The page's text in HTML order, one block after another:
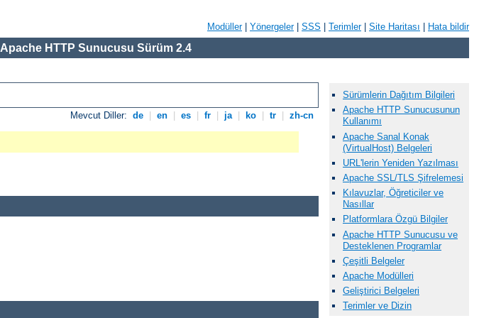
Modüller| Yönergeler| SSS Terimler| Site Haritası Hata bildir
Apache HTTP Sunucusu Sürüm 2.4
Mevcut Diller: de en es fr ja ko tr zh-cn
Sürümlerin Dağıtım Bilgileri
Apache HTTP Sunucusunun
Kullanımı
Apache Sanal Konak
(VirtualHost) Belgeleri
URL'lerin Yeniden Yazılması
Apache SSL/TLS Şifrelemesi
Kılavuzlar, Öğreticiler ve
Nasıllar
Platformlara Özgü Bilgiler
Apache HTTP Sunucusu ve
Desteklenen Programlar
Çeşitli Belgeler
Apache Modülleri
Geliştirici Belgeleri
Terimler ve Dizin